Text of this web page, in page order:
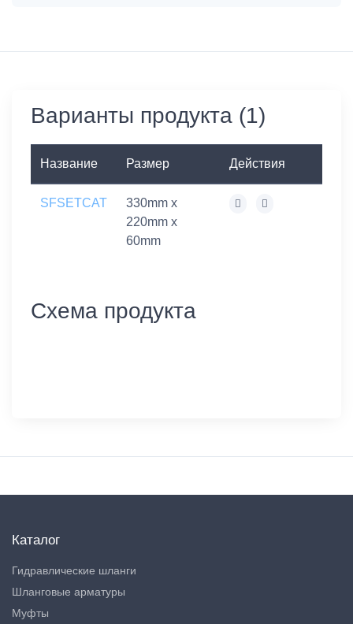
Варианты продукта (1)
Название Размер Действия
SFSETCAT
330mm x
220mm x
60mm
Схема продукта
Каталог
Гидравлические шланги
Шланговые арматуры
Муфты